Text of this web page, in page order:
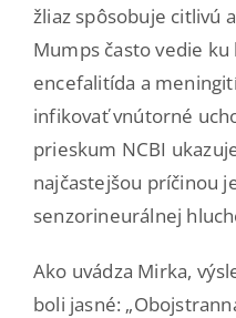
žliaz spôsobuje citlivú
Mumps často vedie
encefalitída a
infikovať vnútorné
prieskum NCBI
najčastejšou príčinou
senzorineurálnej
Ako uvádza Mirka,
boli jasné: